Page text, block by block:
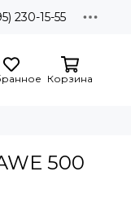
230-15-55
Корзина
500